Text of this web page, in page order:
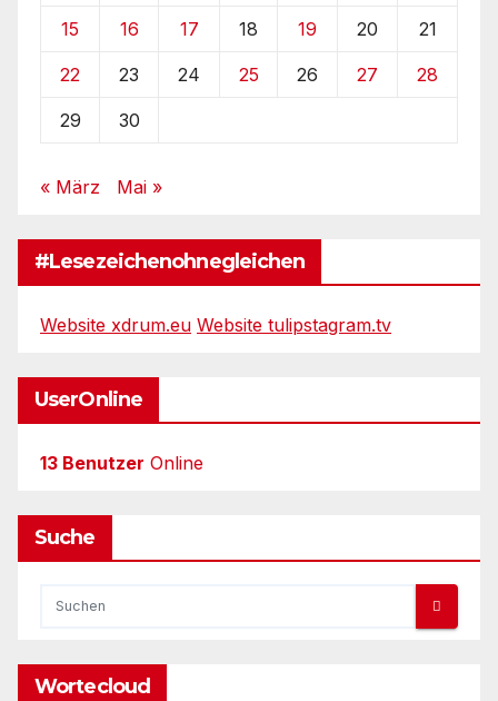
15 16 17 18 19 20 21
22 23 24 25 26 27 28
29 30
« März Mai »
#Lesezeichenohnegleichen
Website xdrum.eu Website tulipstagram.tv
UserOnline
13 Benutzer Online
Suche
Wortecloud